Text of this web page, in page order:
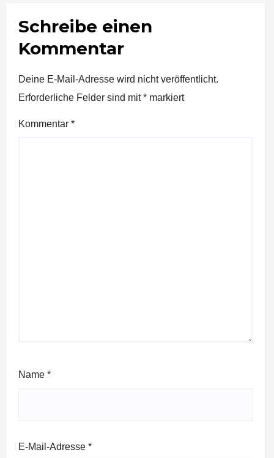
Schreibe einen
Kommentar
Deine E-Mail-Adresse wird nicht veröffentlicht.
Erforderliche Felder sind mit* markiert
Kommentar *
Name *
E-Mail-Adresse *